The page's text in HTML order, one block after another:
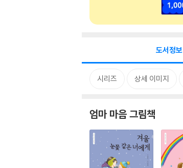
도서정보
시리즈 상세 이미지
엄마 마음 그림책